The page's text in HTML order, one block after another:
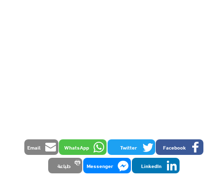
Facebook
Twitter
WhatsApp
Email
LinkedIn
Messenger طباعة